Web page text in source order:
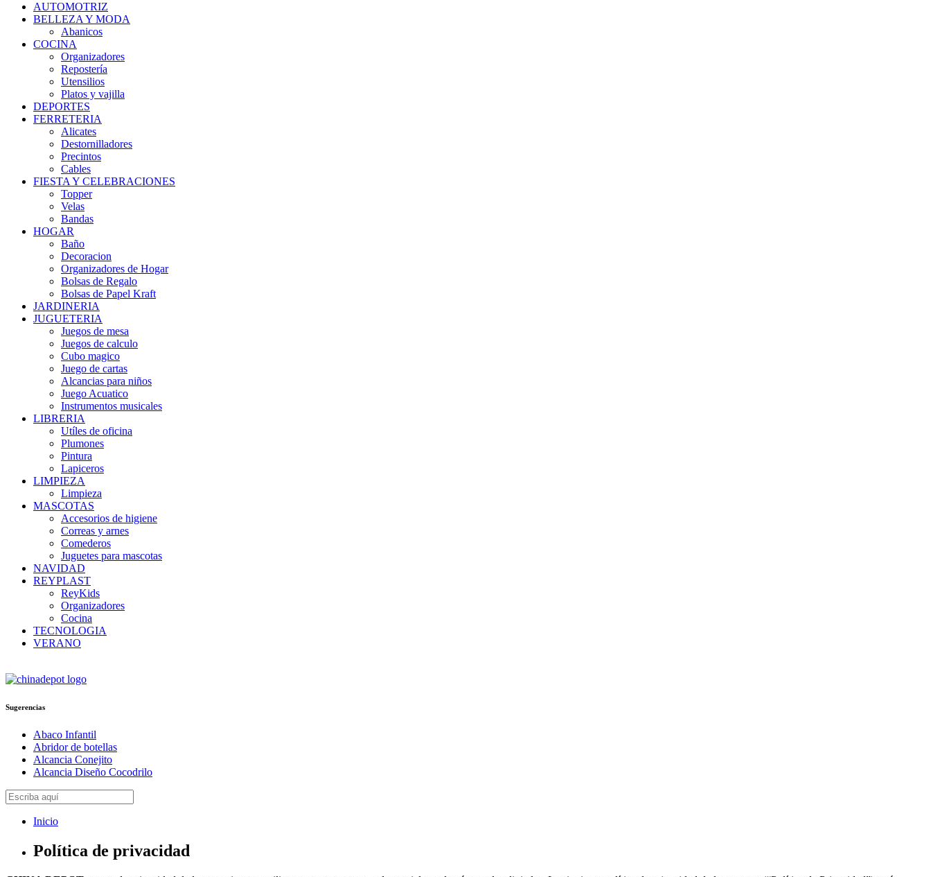
AUTOMOTRIZ
BELLEZA Y MODA
Abanicos
COCINA
Organizadores
Repostería
Utensilios
Platos y vajilla
DEPORTES
FERRETERIA
Alicates
Destornilladores
Precintos
Cables
FIESTA Y CELEBRACIONES
Topper
Velas
Bandas
HOGAR
Baño
Decoracion
Organizadores de Hogar
Bolsas de Regalo
Bolsas de Papel Kraft
JARDINERIA
JUGUETERIA
Juegos de mesa
Juegos de calculo
Cubo magico
Juego de cartas
Alcancias para niños
Juego Acuatico
Instrumentos musicales
LIBRERIA
Utíles de oficina
Plumones
Pintura
Lapiceros
LIMPIEZA
Limpieza
MASCOTAS
Accesorios de higiene
Correas y arnes
Comederos
Juguetes para mascotas
NAVIDAD
REYPLAST
ReyKids
Organizadores
Cocina
TECNOLOGIA
VERANO
Sugerencias
Abaco Infantil
Abridor de botellas
Alcancia Conejito
Alcancia Diseño Cocodrilo
Inicio
Política de privacidad